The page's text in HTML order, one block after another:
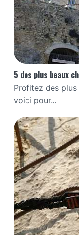
5 des plus beaux
Profitez des plus
voici pour...